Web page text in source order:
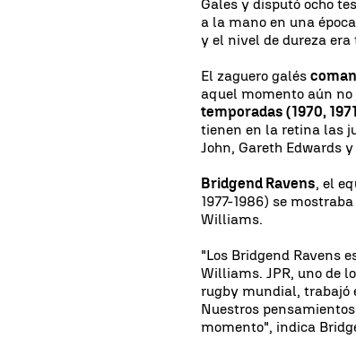
Gales y disputó ocho
a la mano en una
y el nivel de dureza era
El zaguero galés
aquel momento aún
temporadas (1970,
tienen en la retina las
John, Gareth Edwards
Bridgend Ravens, el
1977-1986) se
Williams.
"Los Bridgend Ravens
Williams. JPR, uno de
rugby mundial, trabajó
Nuestros
momento", indica